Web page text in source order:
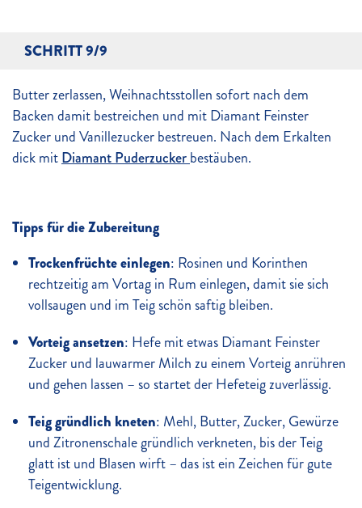
SCHRITT 9/9
Butter zerlassen, Weihnachtsstollen sofort nach dem
Backen damit bestreichen und mit Diamant Feinster
Zucker und Vanillezucker bestreuen. Nach dem Erkalten
dick mitDiamant Puderzuckerbestäuben.
Tipps für die Zubereitung
Trockenfrüchte einlegen: Rosinen und Korinthen
rechtzeitig am Vortag in Rum einlegen, damit sie sich
vollsaugen und im Teig schön saftig bleiben.
Vorteig ansetzen: Hefe mit etwas Diamant Feinster
Zucker und lauwarmer Milch zu einem Vorteig anrühren
und gehen lassen – so startet der Hefeteig zuverlässig.
Teig gründlich kneten: Mehl, Butter, Zucker, Gewürze
und Zitronenschale gründlich verkneten, bis der Teig
glatt ist und Blasen wirft – das ist ein Zeichen für gute
Teigentwicklung.